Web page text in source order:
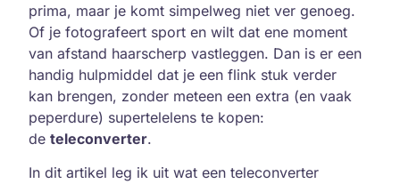
prima, maar je komt simpelweg niet ver genoeg.
Of je fotografeert sport en wilt dat ene moment
van afstand haarscherp vastleggen. Dan is er een
handig hulpmiddel dat je een flink stuk verder
kan brengen, zonder meteen een extra (en vaak
peperdure) supertelelens te kopen:
de teleconverter.
In dit artikel leg ik uit wat een teleconverter